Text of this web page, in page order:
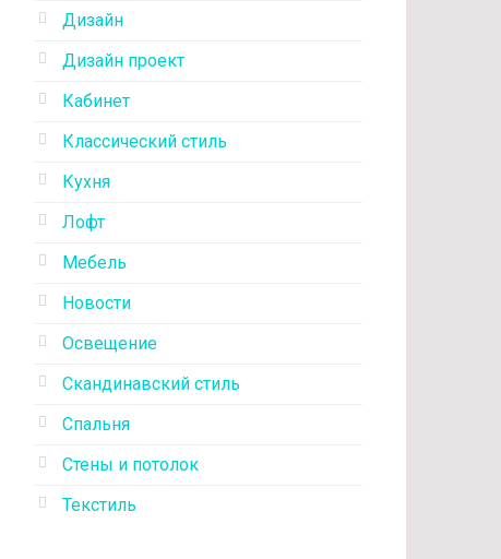
Дизайн
Дизайн проект
Кабинет
Классический стиль
Кухня
Лофт
Мебель
Новости
Освещение
Скандинавский стиль
Спальня
Стены и потолок
Текстиль